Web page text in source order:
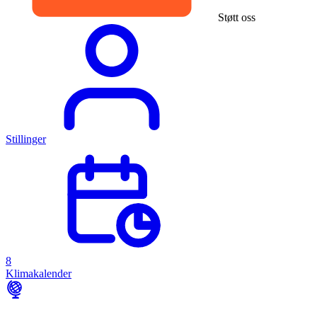
Støtt oss
Stillinger
8
Klimakalender